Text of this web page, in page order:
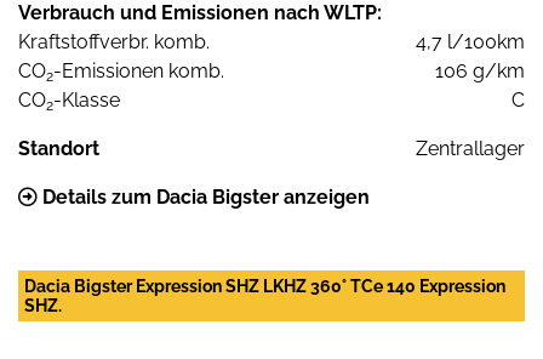
Verbrauch und Emissionen nach WLTP:
Kraftstoffverbr. komb.
4,7 l/100km
CO2-Emissionen komb.
106 g/km
CO2-Klasse C
Standort Zentrallager
Details zum Dacia Bigster anzeigen
Dacia Bigster Expression SHZ LKHZ 360° TCe 140 Expression
SHZ.